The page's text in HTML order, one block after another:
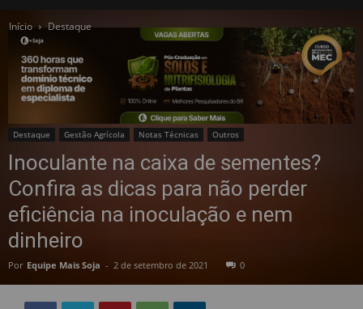
Início Destaque
Destaque Gestão Agrícola Notas Técnicas Outros
Inoculante na caixa de sementes?
Confira as dicas para não perder
eficiência na inoculação e nem
dinheiro
Por Equipe Mais Soja - 2 de setembro de 2021 0